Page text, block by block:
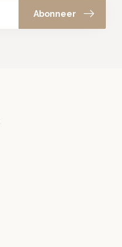
Abonneer